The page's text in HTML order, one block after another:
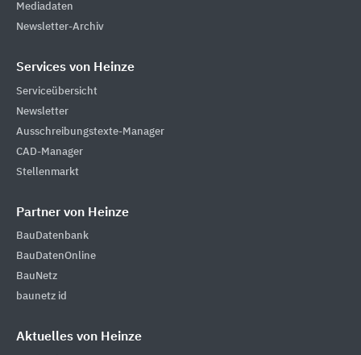
Mediadaten
Newsletter-Archiv
Services von Heinze
Serviceübersicht
Newsletter
Ausschreibungstexte-Manager
CAD-Manager
Stellenmarkt
Partner von Heinze
BauDatenbank
BauDatenOnline
BauNetz
baunetz id
Aktuelles von Heinze